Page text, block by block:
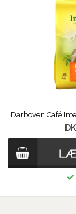
Darboven Café